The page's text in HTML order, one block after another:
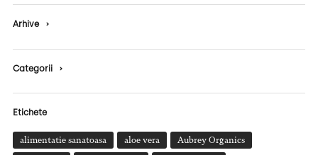
Arhive ›
Categorii ›
Etichete
alimentatie sanatoasa aloe vera Aubrey Organics